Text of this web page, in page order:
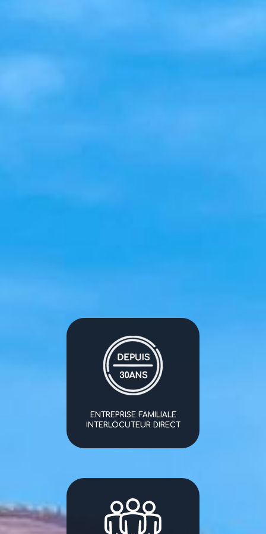
ENTREPRISE FAMILIALE
INTERLOCUTEUR DIRECT